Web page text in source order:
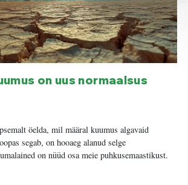
on uus normaalsus
öelda, mil määral kuumus algavaid
segab, on hooaeg alanud selge
on nüüd osa meie puhkusemaastikust.